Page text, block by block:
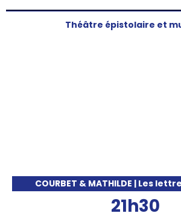
Théâtre épistolaire et
COURBET & MATHILDE | Les
21h30